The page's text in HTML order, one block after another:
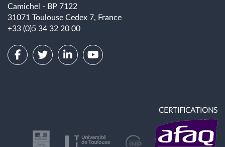
Camichel - BP 7122
31071 Toulouse Cedex 7, France
+33 (0)5 34 32 20 00
CERTIFICATIONS